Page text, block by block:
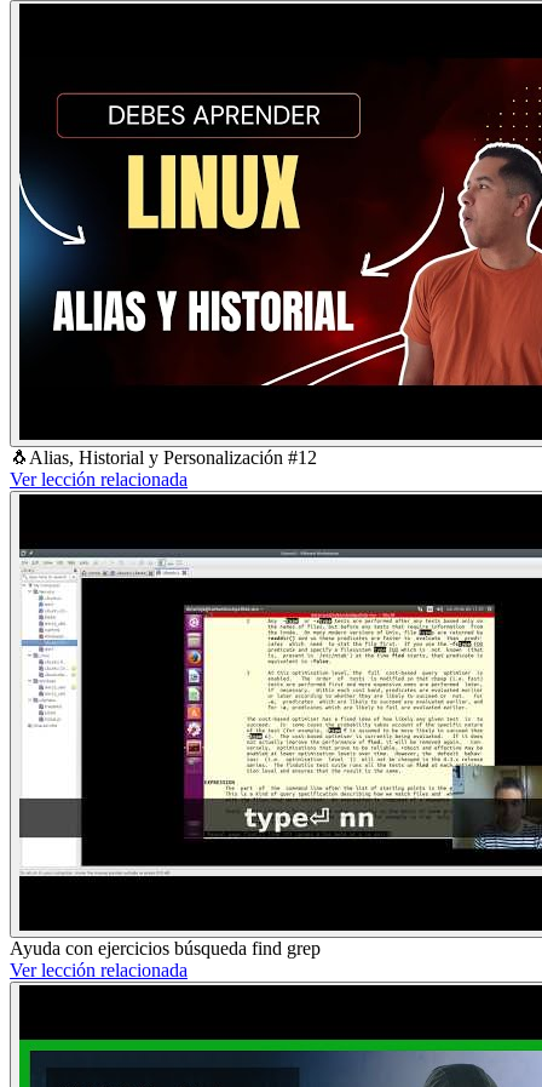
🐧Alias, Historial y Personalización #12
Ver lección relacionada
Ayuda con ejercicios búsqueda find grep
Ver lección relacionada